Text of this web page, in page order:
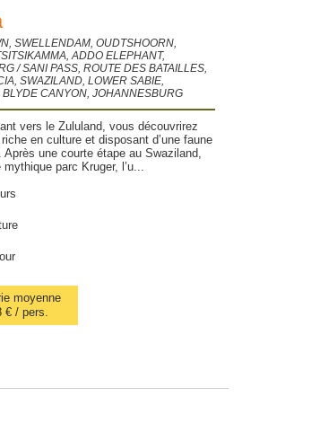
SWELLENDAM, OUDTSHOORN,
ADDO ELEPHANT,
/ SANI PASS, ROUTE DES BATAILLES,
SWAZILAND, LOWER SABIE,
BLYDE CANYON, JOHANNESBURG
vers le Zululand, vous découvrirez
en culture et disposant d’une faune
Après une courte étape au Swaziland,
parc Kruger, l’u...
moyenne
€ / pers.